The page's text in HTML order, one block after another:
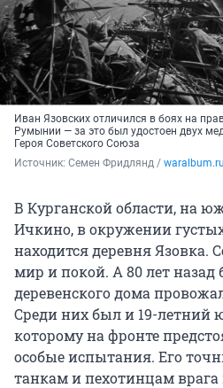
Иван Язовских отличился в боях на
Румынии — за это был удостоен двух
Героя Советского Союза
Источник: Семен Фридлянд / waralbum.ru
В Курганской области, на
Ичкино, в окружении
находится деревня Язовка.
мир и покой. А 80 лет назад
деревенского дома
Среди них был и 19-летний
которому на фронте
особые испытания. Его
танкам и пехотинцам врага